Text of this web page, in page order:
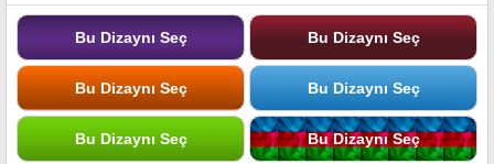
Bu Dizaynı Seç Bu Dizaynı Seç
Bu Dizaynı Seç Bu Dizaynı Seç
Bu Dizaynı Seç Bu Dizaynı Seç